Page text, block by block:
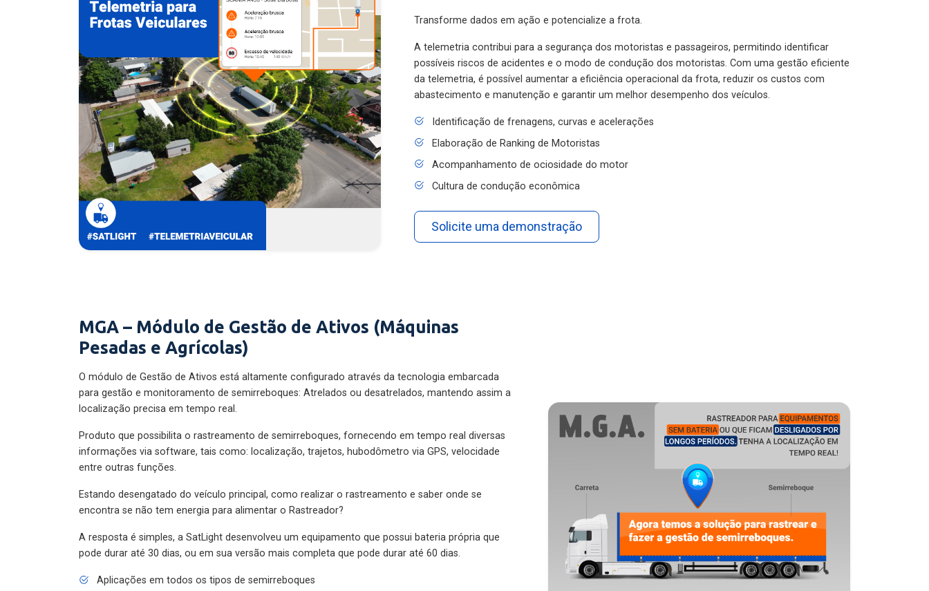
Transforme dados em ação e potencialize a frota.
A telemetria contribui para a segurança dos motoristas e passageiros, permitindo identificar
possíveis riscos de acidentes e o modo de condução dos motoristas. Com uma gestão eficiente
da telemetria, é possível aumentar a eficiência operacional da frota, reduzir os custos com
abastecimento e manutenção e garantir um melhor desempenho dos veículos.
Identificação de frenagens, curvas e acelerações
Elaboração de Ranking de Motoristas
Acompanhamento de ociosidade do motor
Cultura de condução econômica
Solicite uma demonstração
MGA – Módulo de Gestão de Ativos (Máquinas
Pesadas e Agrícolas)
O módulo de Gestão de Ativos está altamente configurado através da tecnologia embarcada
para gestão e monitoramento de semirreboques: Atrelados ou desatrelados, mantendo assim a
localização precisa em tempo real.
Produto que possibilita o rastreamento de semirreboques, fornecendo em tempo real diversas
informações via software, tais como: localização, trajetos, hubodômetro via GPS, velocidade
entre outras funções.
Estando desengatado do veículo principal, como realizar o rastreamento e saber onde se
encontra se não tem energia para alimentar o Rastreador?
A resposta é simples, a SatLight desenvolveu um equipamento que possui bateria própria que
pode durar até 30 dias, ou em sua versão mais completa que pode durar até 60 dias.
Aplicações em todos os tipos de semirreboques